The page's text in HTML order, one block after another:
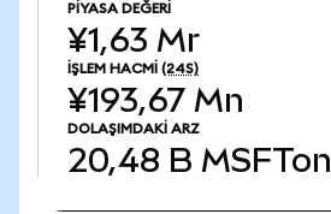
PIYASA DEĞERI
¥1,63 Mr
İŞLEM HACMI (24S)
¥193,67 Mn
DOLAŞIMDAKI ARZ
20,48 B MSFTon